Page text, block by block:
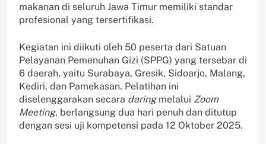
makanan di seluruh Jawa Timur memiliki standar
profesional yang tersertifikasi.
‎‎Kegiatan ini diikuti oleh 50 peserta dari Satuan
Pelayanan Pemenuhan Gizi (SPPG) yang tersebar di
6 daerah, yaitu Surabaya, Gresik, Sidoarjo, Malang,
Kediri, dan Pamekasan. Pelatihan ini
diselenggarakan secara daringmelalui Zoom
Meeting, berlangsung dua hari penuh dan ditutup
dengan sesi uji kompetensi pada 12 Oktober 2025.